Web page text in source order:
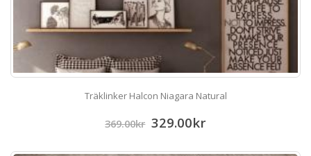
Träklinker Halcon Niagara Natural
369.00kr 329.00kr